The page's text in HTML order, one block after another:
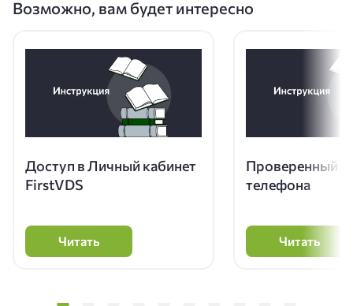
Возможно, вам будет интересно
Доступ в Личный кабинет
FirstVDS
Читать
Проверенный
телефона
Читать